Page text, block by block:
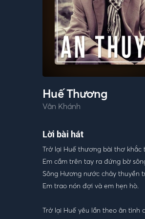
Huế Thương
Vân Khánh
Lời bài hát
Trở lại Huế thương bài thơ khắc
Em cầm trên tay ra đứng bờ
Sông Hương nước chảy thuyền
Em trao nón đợi và em hẹn hò.
Trở lại Huế yêu lần theo ân tình